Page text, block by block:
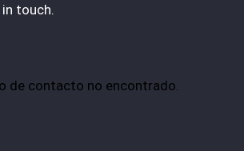
touch.
de contacto no encontrado.